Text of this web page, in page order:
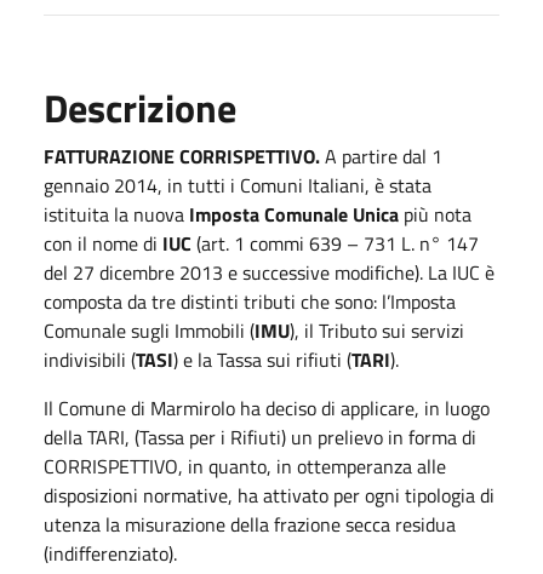
Descrizione
FATTURAZIONE CORRISPETTIVO.A partire dal 1
gennaio 2014, in tutti i Comuni Italiani, è stata
istituita la nuova Imposta Comunale Unica più nota
con il nome di IUC (art. 1 commi 639 – 731 L. n° 147
del 27 dicembre 2013 e successive modifiche). La IUC è
composta da tre distinti tributi che sono: l’Imposta
Comunale sugli Immobili (IMU), il Tributo sui servizi
indivisibili (TASI) e la Tassa sui rifiuti (TARI).
Il Comune di Marmirolo ha deciso di applicare, in luogo
della TARI, (Tassa per i Rifiuti) un prelievo in forma di
CORRISPETTIVO, in quanto, in ottemperanza alle
disposizioni normative, ha attivato per ogni tipologia di
utenza la misurazione della frazione secca residua
(indifferenziato).